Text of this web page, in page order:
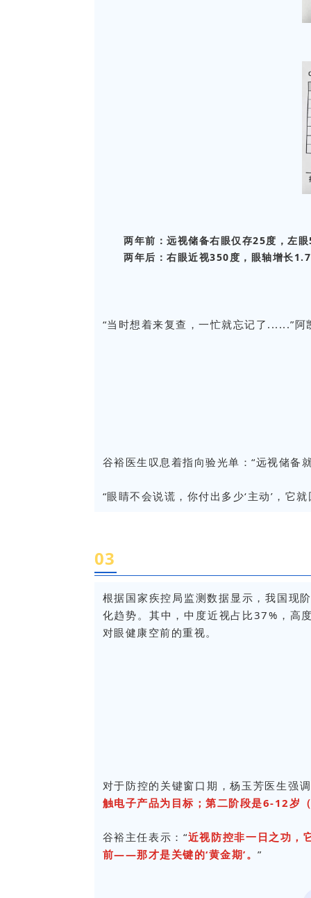
两年前：远视储备右眼仅存25度，左
两年后：右眼近视350度，眼轴增长
“当时想着来复查，一忙就忘记了......”阿
谷裕医生叹息着指向验光单：“远视储备
“眼睛不会说谎，你付出多少‘主动’，它
03
根据国家疾控局监测数据显示，我国现
化趋势。其中，中度近视占比37%，高
对眼健康空前的重视。
对于防控的关键窗口期，杨玉芳医生强
触电子产品为目标；第二阶段是6-12岁
谷裕主任表示：“近视防控非一日之功，
前——那才是关键的‘黄金期’。 ”